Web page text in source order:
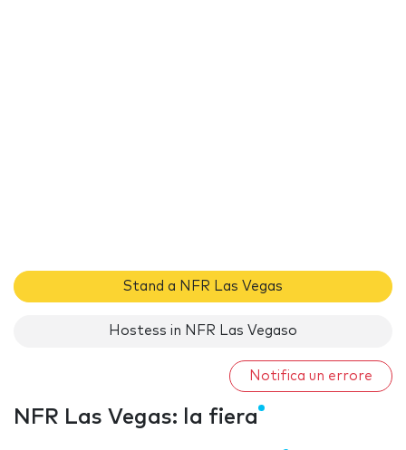
Stand a NFR Las Vegas
Hostess in NFR Las Vegaso
Notifica un errore
NFR Las Vegas: la fiera